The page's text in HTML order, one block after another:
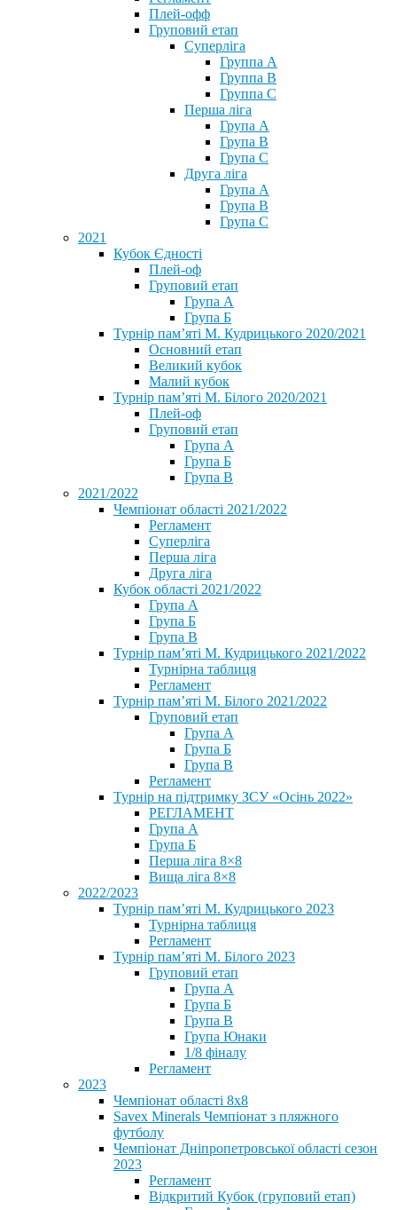
Плей-офф
Груповий етап
Суперліга
Группа A
Группа B
Группа C
Перша ліга
Група A
Група B
Група C
Друга ліга
Група A
Група B
Група C
2021
Кубок Єдності
Плей-оф
Груповий етап
Група А
Група Б
Турнір пам’яті М. Кудрицького 2020/2021
Основний етап
Великий кубок
Малий кубок
Турнір пам’яті М. Білого 2020/2021
Плей-оф
Груповий етап
Група А
Група Б
Група В
2021/2022
Чемпіонат області 2021/2022
Регламент
Суперліга
Перша ліга
Друга ліга
Кубок області 2021/2022
Група А
Група Б
Група В
Турнір пам’яті М. Кудрицького 2021/2022
Турнірна таблиця
Регламент
Турнір пам’яті М. Білого 2021/2022
Груповий етап
Група А
Група Б
Група В
Регламент
Турнір на підтримку ЗСУ «Осінь 2022»
РЕГЛАМЕНТ
Група А
Група Б
Перша ліга 8×8
Вища ліга 8×8
2022/2023
Турнір пам’яті М. Кудрицького 2023
Турнірна таблиця
Регламент
Турнір пам’яті М. Білого 2023
Груповий етап
Група А
Група Б
Група В
Група Юнаки
1/8 фіналу
Регламент
2023
Чемпіонат області 8х8
Savex Minerals Чемпіонат з пляжного
футболу
Чемпіонат Дніпропетровської області сезон
2023
Регламент
Відкритий Кубок (груповий етап)